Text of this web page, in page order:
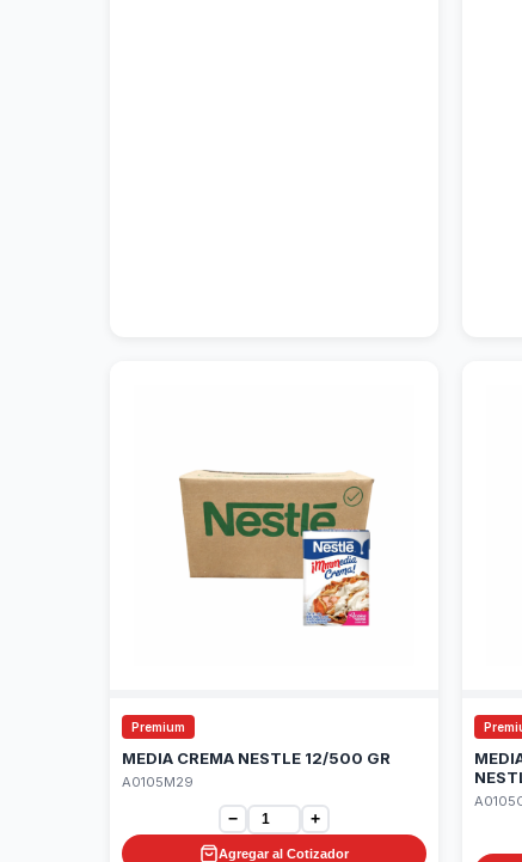
Premium
MEDIA CREMA NESTLE 12/500 GR
A0105M29
− +
Agregar al Cotizador